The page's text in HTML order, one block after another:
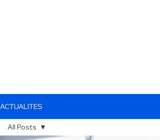
ACTUALITES
All Posts